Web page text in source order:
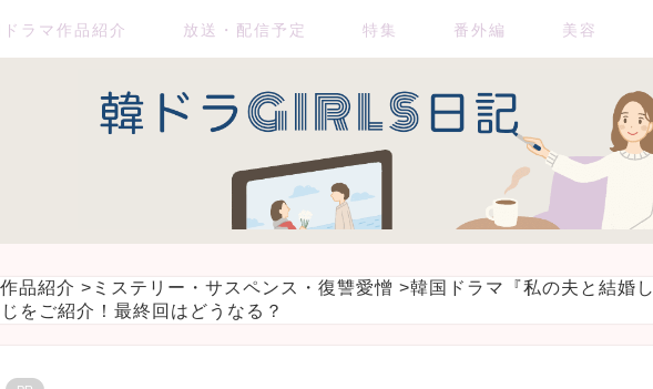
ラマ作品紹介 放送・配信予定 特集 番外編 美容
品紹介 > ミステリー・サスペンス・復讐愛憎 >韓国ドラマ『私の夫と結婚し
をご紹介！最終回はどうなる？